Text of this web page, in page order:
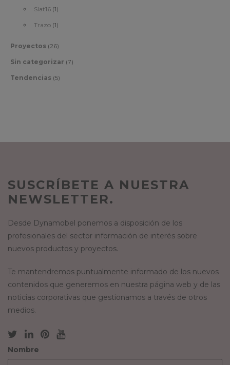
Slat16 (1)
Trazo (1)
Proyectos (26)
Sin categorizar (7)
Tendencias (5)
SUSCRÍBETE A NUESTRA
NEWSLETTER.
Desde Dynamobel ponemos a disposición de los
profesionales del sector información de interés sobre
nuevos productos y proyectos.
Te mantendremos puntualmente informado de los nuevos
contenidos que generemos en nuestra página web y de las
noticias corporativas que gestionamos a través de otros
medios.
Nombre